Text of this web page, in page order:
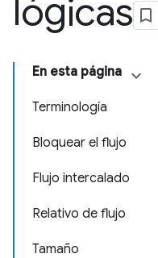
lógicas
En esta página
Terminología
Bloquear el flujo
Flujo intercalado
Relativo de flujo
Tamaño